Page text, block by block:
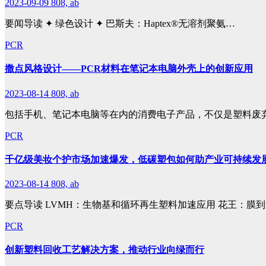
2023-09-09 808, ab
要闻导读 ✦ 绿色设计 ✦ 巴斯夫：Haptex®无溶剂聚氨…
PCR
撒点风格设计——PCR材料在笔记本电脑外壳上的创新应用
2023-08-14 808, ab
包括手机、笔记本电脑等在内的消费电子产品，不仅是塑料
PCR
千亿级美妆个护市场加速爆发，低碳塑包如何助产业可持续发
2023-08-14 808, ab
要点导读 LVMH：生物基和循环再生塑料加速应用 花王：膜
PCR
创新塑料回收工艺解决方案，推动行业向绿而行